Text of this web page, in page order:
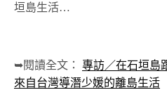
垣島生活…
➥閱讀全文：
專訪／在石垣島
來自台灣導潛少媛的離島生活